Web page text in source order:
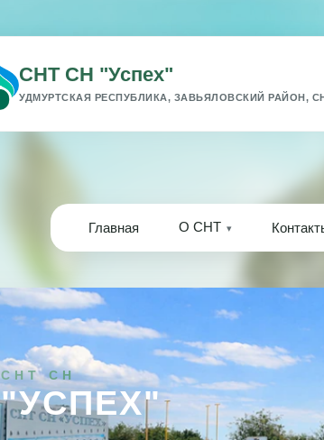
СНТ СН "Успех"
УДМУРТСКАЯ РЕСПУБЛИКА, ЗАВЬЯЛОВСКИЙ РАЙОН,
Главная О СНТ
СНТ СН
"УСПЕХ"